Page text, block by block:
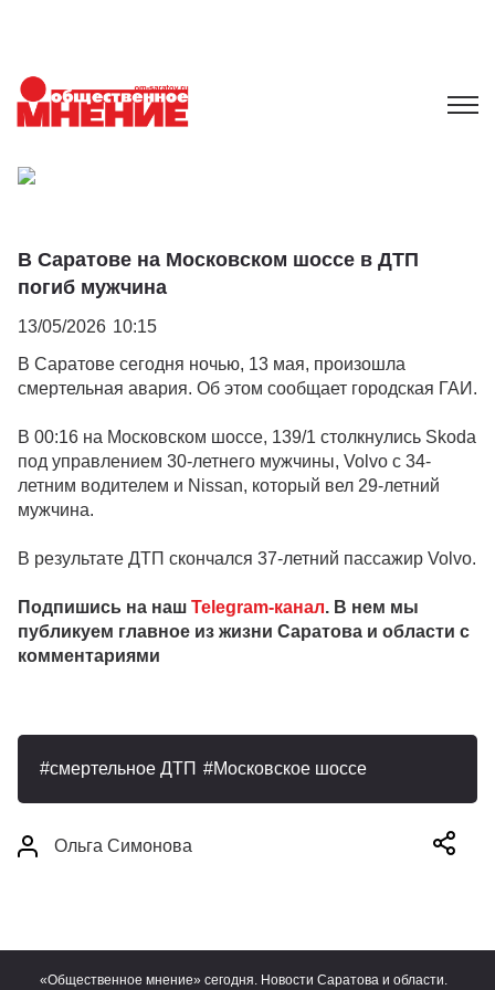
В Саратове на Московском шоссе в ДТП
погиб мужчина
13/05/2026 10:15
В Саратове сегодня ночью, 13 мая, произошла
смертельная авария. Об этом сообщает городская ГАИ.
В 00:16 на Московском шоссе, 139/1 столкнулись Skoda
под управлением 30-летнего мужчины, Volvo с 34-
летним водителем и Nissan, который вел 29-летний
мужчина.
В результате ДТП скончался 37-летний пассажир Volvo.
Подпишись на наш Telegram-канал. В нем мы
публикуем главное из жизни Саратова и области с
комментариями
смертельное ДТП Московское шоссе
Ольга Симонова
«Общественное мнение» сегодня. Новости Саратова и области.